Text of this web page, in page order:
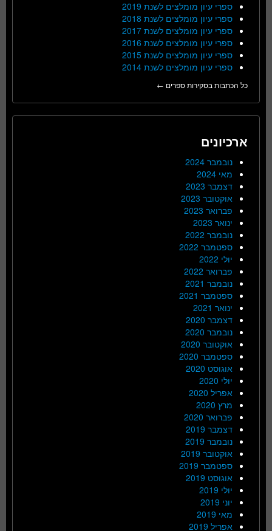
ספרי עיון מומלצים לשנת 2019
ספרי עיון מומלצים לשנת 2018
ספרי עיון מומלצים לשנת 2017
ספרי עיון מומלצים לשנת 2016
ספרי עיון מומלצים לשנת 2015
ספרי עיון מומלצים לשנת 2014
כל הכתבות בסקירות ספרים ←
ארכיונים
נובמבר 2024
מאי 2024
דצמבר 2023
אוקטובר 2023
פברואר 2023
ינואר 2023
נובמבר 2022
ספטמבר 2022
יולי 2022
פברואר 2022
נובמבר 2021
ספטמבר 2021
ינואר 2021
דצמבר 2020
נובמבר 2020
אוקטובר 2020
ספטמבר 2020
אוגוסט 2020
יולי 2020
אפריל 2020
מרץ 2020
פברואר 2020
דצמבר 2019
נובמבר 2019
אוקטובר 2019
ספטמבר 2019
אוגוסט 2019
יולי 2019
יוני 2019
מאי 2019
אפריל 2019